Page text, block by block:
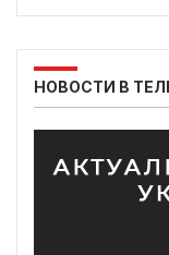
НОВОСТИ В